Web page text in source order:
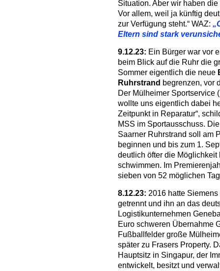
Situation. Aber wir haben
Vor allem, weil ja künftig
zur Verfügung steht.“ WAZ:
Eltern sind stark
9.12.23: Ein Bürger war vor
beim Blick auf die Ruhr die
Sommer eigentlich die neue
Ruhrstrand begrenzen, vor
Der Mülheimer Sportservice
wollte uns eigentlich dabei
Zeitpunkt in Reparatur“,
MSS im Sportausschuss.
Saarner Ruhrstrand soll am
beginnen und bis zum 1.
deutlich öfter die
schwimmen. Im
sieben von 52 möglichen
8.12.23: 2016 hatte
getrennt und ihn an das
Logistikunternehmen
Euro schweren Übernahme
Fußballfelder große
später zu Frasers Property.
Hauptsitz in Singapur, der
entwickelt, besitzt und